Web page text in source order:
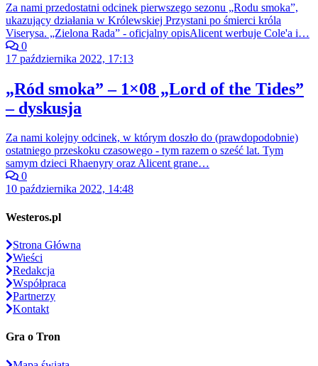
Za nami przedostatni odcinek pierwszego sezonu „Rodu smoka”,
ukazujący działania w Królewskiej Przystani po śmierci króla
Viserysa. „Zielona Rada” - oficjalny opisAlicent werbuje Cole'a i…
0
17 października 2022, 17:13
„Ród smoka” – 1×08 „Lord of the Tides”
– dyskusja
Za nami kolejny odcinek, w którym doszło do (prawdopodobnie)
ostatniego przeskoku czasowego - tym razem o sześć lat. Tym
samym dzieci Rhaenyry oraz Alicent grane…
0
10 października 2022, 14:48
Westeros.pl
Strona Główna
Wieści
Redakcja
Współpraca
Partnerzy
Kontakt
Gra o Tron